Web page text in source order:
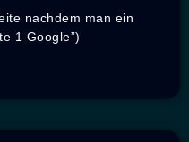
nachdem man ein
1 Google”)